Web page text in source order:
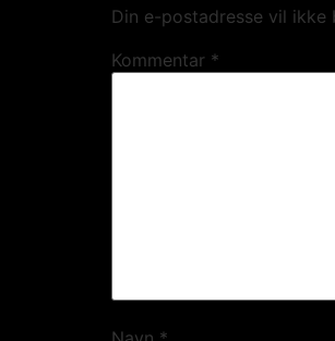
Din e-postadresse vil ikke
Kommentar *